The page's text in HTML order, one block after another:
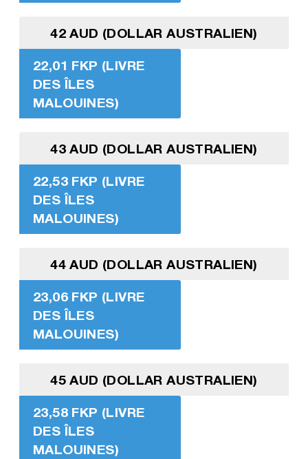
42 AUD (DOLLAR AUSTRALIEN)
22,01 FKP (LIVRE
DES ÎLES
MALOUINES)
43 AUD (DOLLAR AUSTRALIEN)
22,53 FKP (LIVRE
DES ÎLES
MALOUINES)
44 AUD (DOLLAR AUSTRALIEN)
23,06 FKP (LIVRE
DES ÎLES
MALOUINES)
45 AUD (DOLLAR AUSTRALIEN)
23,58 FKP (LIVRE
DES ÎLES
MALOUINES)